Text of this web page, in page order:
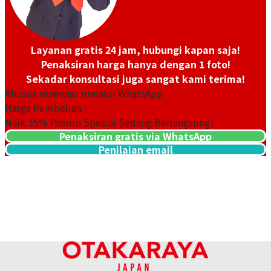
Bulgari Bvlgari Bvlgari
BB30GL
Bulgari Bvlgari Bvlgari
BBW33GG
Layanan gratis 24 jam, hubungi kapan saja!
Penaksiran harga hanya dengan 1 foto!
Sekadar konsultasi juga sangat kami terima!
Khusus reservasi melalui WhatsApp
Harga Pembelian
Naik35% Promo Spesial Sedang Berlangsung!
Penaksiran gratis via WhatsApp
Penilaian email